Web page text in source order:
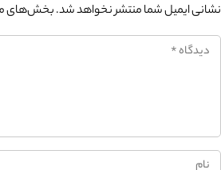
نشانی ایمیل شما منتشر نخواهد شد.بخش‌های